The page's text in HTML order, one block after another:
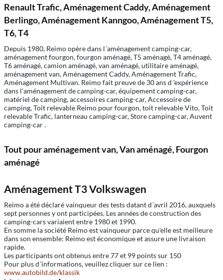
Renault Trafic, Aménagement Caddy, Aménagement
Berlingo, Aménagement Kanngoo, Aménagement T5,
T6, T4
Depuis 1980, Reimo opère dans l´aménagement camping-car,
aménagement fourgon, fourgon aménagé, T5 aménagé, T4 aménagé,
T6 aménagé, camion aménagé, van aménagé, utilitaire aménagé,
aménagement van, Aménagement Caddy, Aménagement Trafic,
Aménagement Multivan. Reimo fait preuve de 30 ans d 'expérience
dans l'aménagement de camping-car, équipement camping-car,
matériel de camping, accessoires camping-car, Accessoire de
camping, Toit relevable Reimo pour fourgon, toit relevable Vito, Toit
relevable Trafic, lanterneau camping-car, Store camping-car, Auvent
camping-car .
Tout pour aménagement van, Van aménagé, Fourgon
aménagé
Aménagement T3 Volkswagen
Reimo a été déclaré vainqueur des tests datant d´avril 2016, auxquels
sept personnes y ont participées. Les années de construction des
camping-cars variaient entre 1980 et 1990.
En somme la société Reimo est vainqueur parce qu'elle est meilleure
dans son ensemble: Reimo est économique et assure une livraison
rapide.
Les participants ont obtenus entre 77 et 99 points sur 150
Pour plus d´informations, veuillez cliquer sur ce lien :
www.autobild.de/klassik